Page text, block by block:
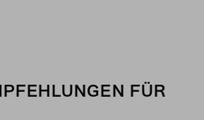
FÜR